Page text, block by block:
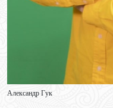
Александр Гук